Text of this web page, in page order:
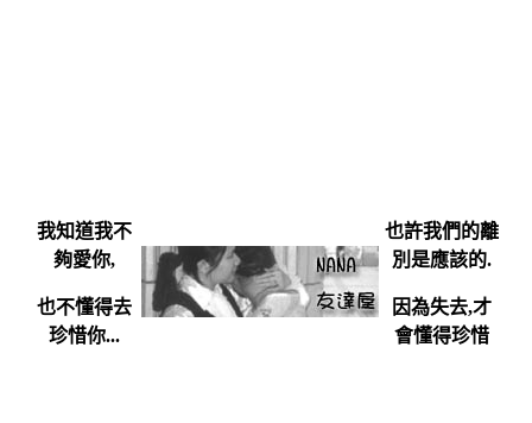
我知道我不
夠愛你,
也不懂得去
珍惜你...
也許我們的離
別是應該的.
因為失去,才
會懂得珍惜